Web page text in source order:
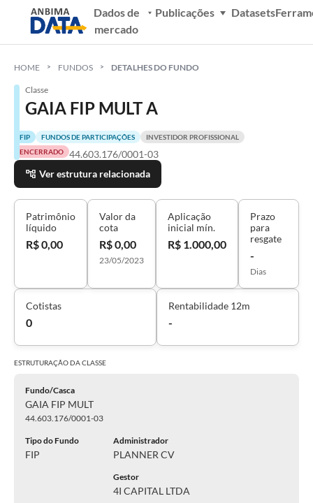
Dados de
mercado
Publicações Datasets
HOME FUNDOS DETALHES DO FUNDO
Classe
GAIA FIP MULT A
FIP FUNDOS DE PARTICIPAÇÕES
INVESTIDOR PROFISSIONAL
ENCERRADO
44.603.176/0001-03
Ver estrutura relacionada
Patrimônio
líquido
R$ 0,00
Valor da
cota
R$ 0,00
23/05/2023
Aplicação
inicial mín.
R$ 1.000,00
Prazo
para
resgate
-
Dias
Cotistas
0
Rentabilidade 12m
-
ESTRUTURAÇÃO DACLASSE
Fundo/Casca
GAIA FIP MULT
44.603.176/0001-03
Tipo do Fundo
FIP
Administrador
PLANNER CV
Gestor
4I CAPITAL LTDA